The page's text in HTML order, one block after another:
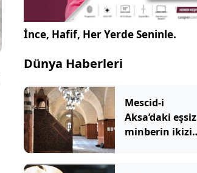
İnce, Hafif, Her Yerde Seninle.
Dünya Haberleri
Mescid-i
Aksa’daki eşsiz
minberin ikizi